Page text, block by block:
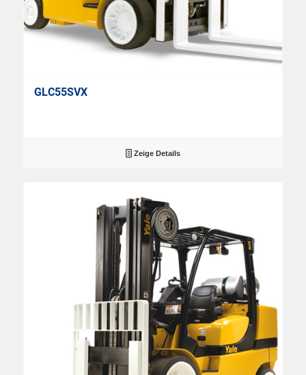
GLC55SVX
Zeige Details